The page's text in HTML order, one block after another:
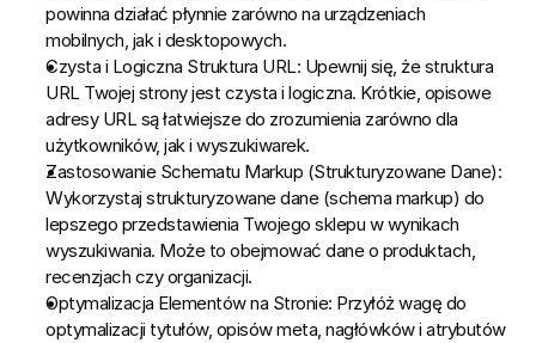
powinna działać płynnie zarówno na urządzeniach
mobilnych, jak i desktopowych.
Czysta i Logiczna Struktura URL: Upewnij się, że struktura
URL Twojej strony jest czysta i logiczna. Krótkie, opisowe
adresy URL są łatwiejsze do zrozumienia zarówno dla
użytkowników, jak i wyszukiwarek.
Zastosowanie Schematu Markup (Strukturyzowane Dane):
Wykorzystaj strukturyzowane dane (schema markup) do
lepszego przedstawienia Twojego sklepu w wynikach
wyszukiwania. Może to obejmować dane o produktach,
recenzjach czy organizacji.
Optymalizacja Elementów na Stronie: Przyłóż wagę do
optymalizacji tytułów, opisów meta, nagłówków i atrybutów